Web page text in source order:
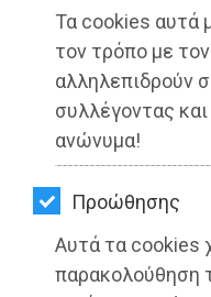
Τα cookies αυτά
τον τρόπο με
αλληλεπιδρούν
συλλέγοντας
ανώνυμα!
Προώθησης
Αυτά τα cookies
παρακολούθηση
ΤΑΞΙΔΙΑ
ΕΞΟΔΟΣ
ΠΕΡΙΒΑΛΛΟΝ
ΚΑΤΟΙΚΙΔΙΟ
ΑΓΓΕΛΙΕΣ
ΕΦΗΜΕΡΙΔΕΣ
Περιφέρεια
θέατρο Αλίκη
Διαβάστηκε 4366 φορές